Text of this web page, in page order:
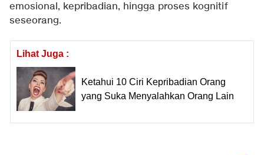
emosional, kepribadian, hingga proses kognitif
seseorang.
Lihat Juga :
Ketahui 10 Ciri Kepribadian Orang
yang Suka Menyalahkan Orang Lain